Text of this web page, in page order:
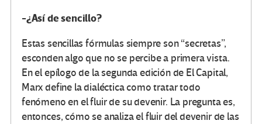
-¿Así de sencillo?
Estas sencillas fórmulas siempre son “secretas”,
esconden algo que no se percibe a primera vista.
En el epílogo de la segunda edición de El Capital,
Marx define la dialéctica como tratar todo
fenómeno en el fluir de su devenir. La pregunta es,
entonces, cómo se analiza el fluir del devenir de las